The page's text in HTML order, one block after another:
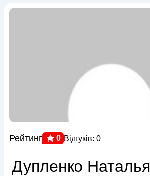
Рейтинг 0 Відгуків: 0
Дупленко Наталья